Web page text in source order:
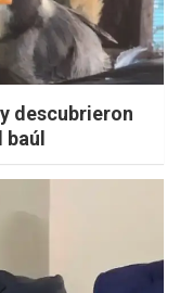
descubrieron